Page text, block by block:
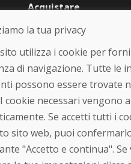
Acquistare
Negozio online
Termini e condizioni
Spedizione e pagamento
Reso e cambio merce
Protezione dei dati
Cookies
Verificato dai clienti
★★★★★
la tua privacy
utilizza i cookie per
di navigazione. Tutte le
possono essere trovate
cookie necessari vengono
Se accetti tutti i
sito web, puoi
"Accetto e continua". Se